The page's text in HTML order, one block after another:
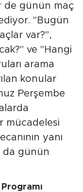
de günün maç
"Bugün
var?",
ve "Hangi
arama
konular
Perşembe
mücadelesi
yanı
da günün